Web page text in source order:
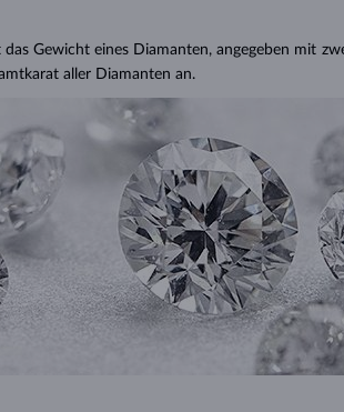
Gewicht eines Diamanten, angegeben mit
aller Diamanten an.